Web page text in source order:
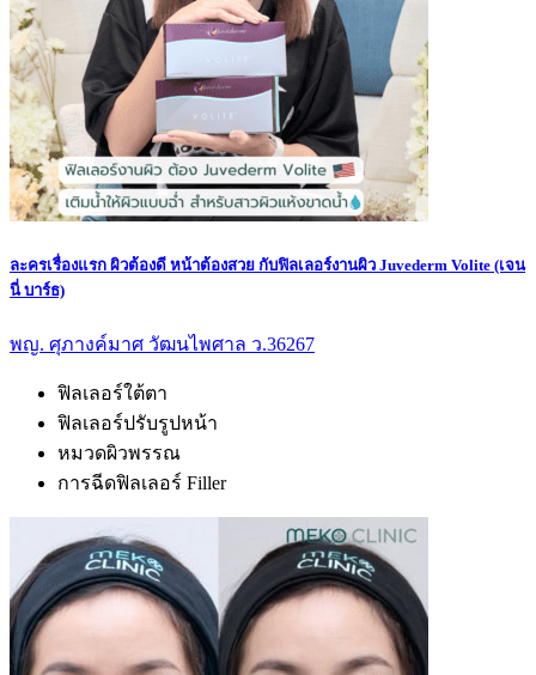
ละครเรื่องแรก ผิวต้องดี หน้าต้องสวย กับฟิลเลอร์งานผิว Juvederm Volite (เจน
นี่ บาร์ธ)
พญ. ศุภางค์มาศ วัฒนไพศาล ว.36267
ฟิลเลอร์ใต้ตา
ฟิลเลอร์ปรับรูปหน้า
หมวดผิวพรรณ
การฉีดฟิลเลอร์ Filler